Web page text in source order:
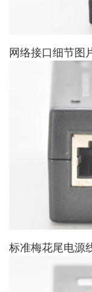
网络接口细节图
标准梅花尾电源